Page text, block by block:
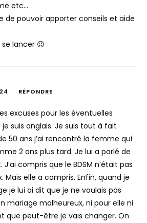
etc…
de pouvoir apporter conseils et aide
lancer 😉
RÉPONDRE
excuses pour les éventuelles
suis anglais. Je suis tout à fait
50 ans j’ai rencontré la femme qui
2 ans plus tard. Je lui a parlé de
compris que le BDSM n’était pas
Mais elle a compris. Enfin, quand je
je lui ai dit que je ne voulais pas
mariage malheureux, ni pour elle ni
que peut-être je vais changer. On